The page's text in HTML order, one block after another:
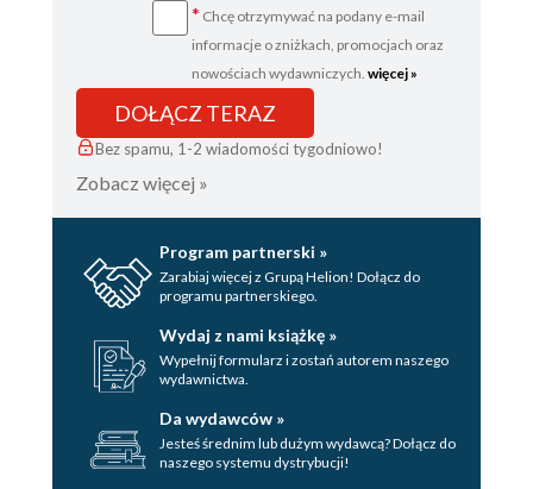
* Chcę otrzymywać na podany e-mail
informacje o zniżkach, promocjach oraz
nowościach wydawniczych. więcej »
DOŁĄCZ TERAZ
Bez spamu, 1-2 wiadomości tygodniowo!
Zobacz więcej »
Program partnerski »
Zarabiaj więcej z Grupą Helion! Dołącz do
programu partnerskiego.
Wydaj z nami książkę »
Wypełnij formularz i zostań autorem naszego
wydawnictwa.
Da wydawców »
Jesteś średnim lub dużym wydawcą? Dołącz do
naszego systemu dystrybucji!